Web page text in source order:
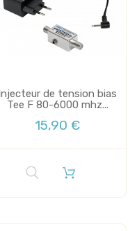
de tension bias
Tee F 80-6000 mhz...
15,90 €